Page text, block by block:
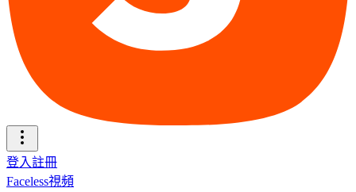
登入註冊
Faceless視頻